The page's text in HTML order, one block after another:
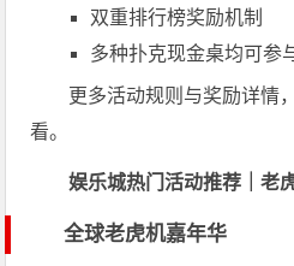
双重排行榜奖励机制
多种扑克现金桌均可参
更多活动规则与奖励详情
看。
娱乐城热门活动推荐｜老
全球老虎机嘉年华